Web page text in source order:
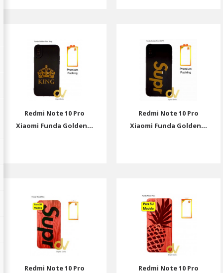
Redmi Note 10 Pro
Xiaomi Funda Golden...
Redmi Note 10 Pro
Xiaomi Funda Golden...
Redmi Note 10 Pro
Redmi Note 10 Pro